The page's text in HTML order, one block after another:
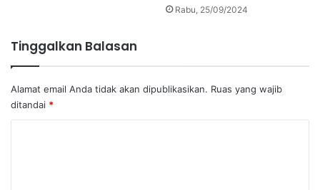
Rabu, 25/09/2024
Tinggalkan Balasan
Alamat email Anda tidak akan dipublikasikan. Ruas yang wajib
ditandai *